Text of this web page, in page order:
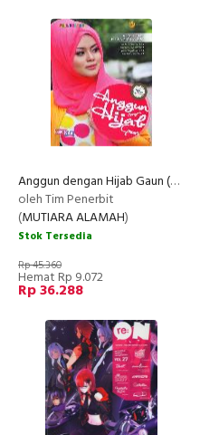
Anggun dengan Hijab Gaun (Full Color)
oleh Tim Penerbit
(MUTIARA ALAMAH)
Stok Tersedia
Rp 45.360
Hemat Rp 9.072
Rp 36.288